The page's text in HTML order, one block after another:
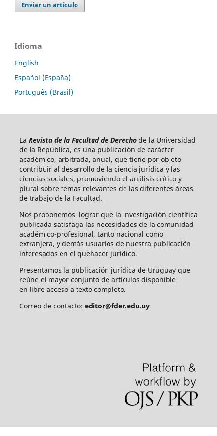
Enviar un artículo
Idioma
English
Español (España)
Português (Brasil)
La Revista de la Facultad de Derecho de la Universidad
de la República, es una publicación de carácter
académico, arbitrada, anual, que tiene por objeto
contribuir al desarrollo de la ciencia jurídica y las
ciencias sociales, promoviendo el análisis crítico y
plural sobre temas relevantes de las diferentes áreas
de trabajo de la Facultad.
Nos proponemos lograr que la investigación científica
publicada satisfaga las necesidades de la comunidad
académico-profesional, tanto nacional como
extranjera, y demás usuarios de nuestra publicación
interesados en el quehacer jurídico.
Presentamos la publicación jurídica de Uruguay que
reúne el mayor conjunto de artículos disponible
en libre acceso a texto completo.
Correo de contacto: editor@fder.edu.uy